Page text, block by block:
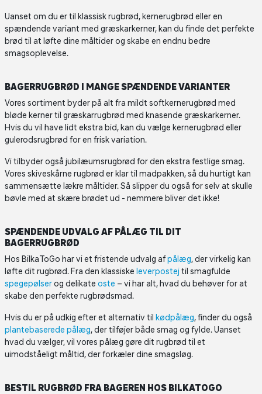
Uanset om du er til klassisk rugbrød, kernerugbrød eller en
spændende variant med græskarkerner, kan du finde det perfekte
brød til at løfte dine måltider og skabe en endnu bedre
smagsoplevelse.
BAGERRUGBRØD I MANGE SPÆNDENDE VARIANTER
Vores sortiment byder på alt fra mildt softkernerugbrød med
bløde kerner til græskarrugbrød med knasende græskarkerner.
Hvis du vil have lidt ekstra bid, kan du vælge kernerugbrød eller
gulerodsrugbrød for en frisk variation.
Vi tilbyder også jubilæumsrugbrød for den ekstra festlige smag.
Vores skiveskårne rugbrød er klar til madpakken, så du hurtigt kan
sammensætte lækre måltider. Så slipper du også for selv at skulle
bøvle med at skære brødet ud - nemmere bliver det ikke!
SPÆNDENDE UDVALG AF PÅLÆG TIL DIT
BAGERRUGBRØD
Hos BilkaToGo har vi et fristende udvalg afpålæg, der virkelig kan
løfte dit rugbrød. Fra den klassiske leverpostejtil smagfulde
spegepølserog delikate oste – vi har alt, hvad du behøver for at
skabe den perfekte rugbrødsmad.
Hvis du er på udkig efter et alternativ til kødpålæg, finder du også
plantebaserede pålæg, der tilføjer både smag og fylde. Uanset
hvad du vælger, vil vores pålæg gøre dit rugbrød til et
uimodståeligt måltid, der forkæler dine smagsløg.
BESTIL RUGBRØD FRA BAGEREN HOS BILKATOGO